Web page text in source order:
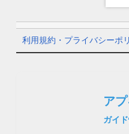
利用規約・プライバシーポ
ア
ガイ